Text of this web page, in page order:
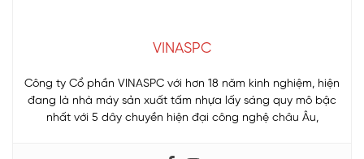
VINASPC
Công ty Cổ phần VINASPC với hơn 18 năm kinh nghiệm, hiện
đang là nhà máy sản xuất tấm nhựa lấy sáng quy mô bậc
nhất với 5 dây chuyền hiện đại công nghệ châu Âu,